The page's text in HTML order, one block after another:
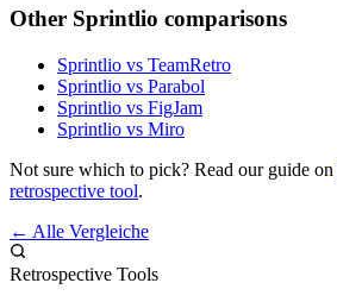
Other Sprintlio comparisons
Sprintlio vs TeamRetro
Sprintlio vs Parabol
Sprintlio vs FigJam
Sprintlio vs Miro
Not sure which to pick? Read our guide on
retrospective tool.
← Alle Vergleiche
Retrospective Tools